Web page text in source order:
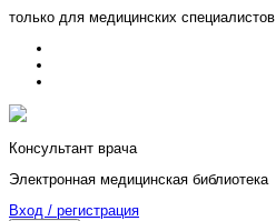
только для медицинских специалистов
Консультант врача
Электронная медицинская библиотека
Вход / регистрация